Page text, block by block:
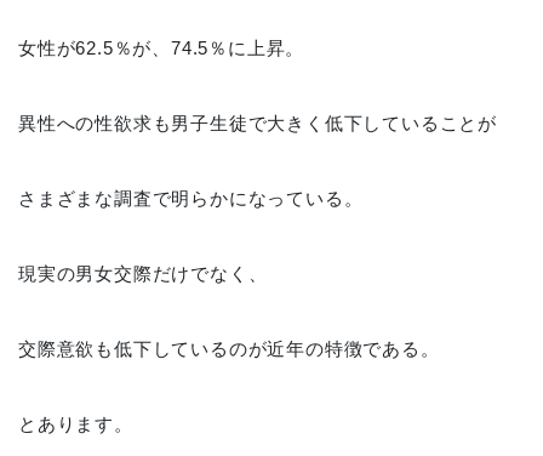
女性が62.5％が、74.5％に上昇。
異性への性欲求も男子生徒で大きく低下していることが
さまざまな調査で明らかになっている。
現実の男女交際だけでなく、
交際意欲も低下しているのが近年の特徴である。
とあります。